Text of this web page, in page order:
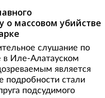
о массовом убийстве
слушание по
в Иле-Алатауском
является
стали
подсудимого